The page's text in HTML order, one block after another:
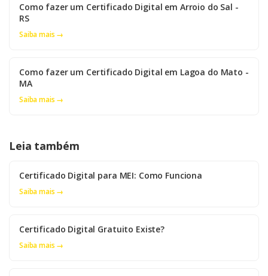
Como fazer um Certificado Digital em Arroio do Sal -
RS
Saiba mais →
Como fazer um Certificado Digital em Lagoa do Mato -
MA
Saiba mais →
Leia também
Certificado Digital para MEI: Como Funciona
Saiba mais →
Certificado Digital Gratuito Existe?
Saiba mais →